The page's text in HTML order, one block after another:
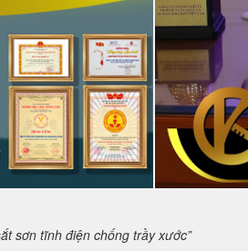
sơn tĩnh điện chống trầy xước”